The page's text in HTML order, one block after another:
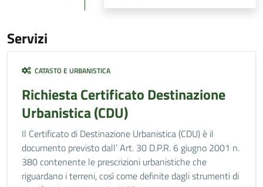
Servizi
CATASTO E URBANISTICA
Richiesta Certificato Destinazione
Urbanistica (CDU)
Il Certificato di Destinazione Urbanistica (CDU) è il
documento previsto dall’ Art. 30 D.P.R. 6 giugno 2001 n.
380 contenente le prescrizioni urbanistiche che
riguardano i terreni, così come definite dagli strumenti di